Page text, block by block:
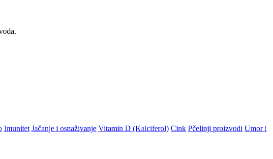
Imunitet Jačanje i osnaživanje Vitamin D (Kalciferol) Cink Pčelinji proizvodi Umor i